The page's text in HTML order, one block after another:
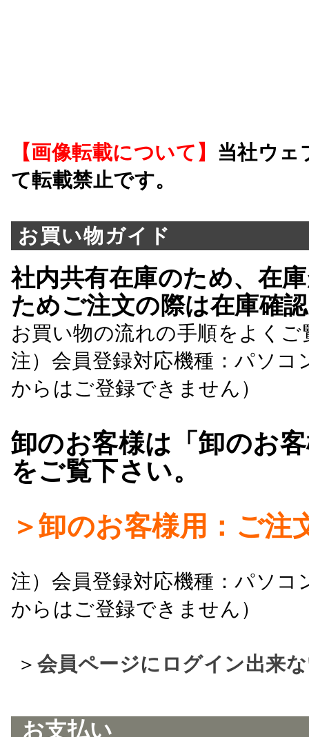
【画像転載について】 当社ウェ
て転載禁止です。
お買い物ガイド
社内共有在庫のため、在
ためご注文の際は在庫確
お買い物の流れの手順をよくご
注）会員登録対応機種：パソ
からはご登録できません）
卸のお客様は「卸のお
をご覧下さい。
＞卸のお客様用：ご注
注）会員登録対応機種：パソ
からはご登録できません）
＞ 会員ページにログイン出来
お支払い